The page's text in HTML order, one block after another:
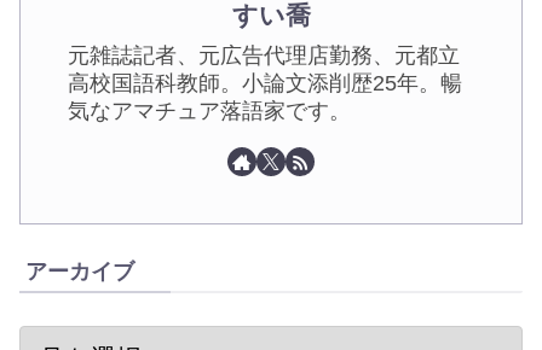
すい喬
元雑誌記者、元広告代理店勤務、元都立
高校国語科教師。小論文添削歴25年。暢
気なアマチュア落語家です。
アーカイブ